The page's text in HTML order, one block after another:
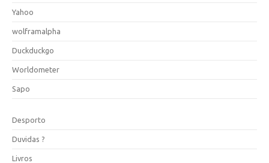
Yahoo
wolframalpha
Duckduckgo
Worldometer
Sapo
Desporto
Duvidas ?
Livros